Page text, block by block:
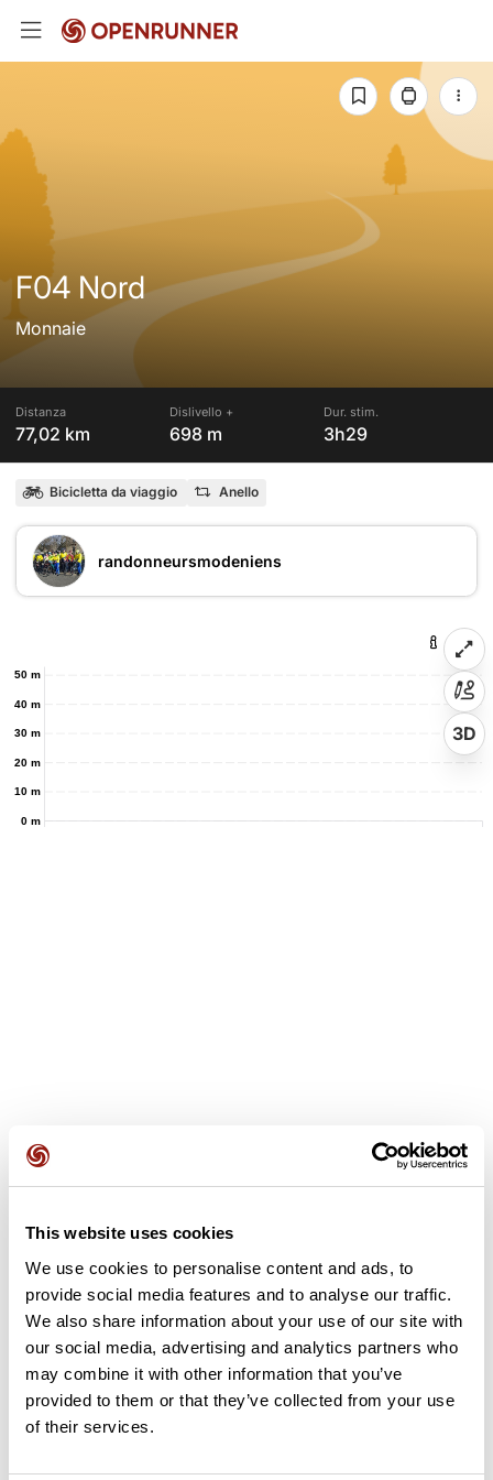
This website uses cookies
We use cookies to personalise content and ads, to
provide social media features and to analyse our traffic.
We also share information about your use of our site with
our social media, advertising and analytics partners who
may combine it with other information that you’ve
provided to them or that they’ve collected from your use
of their services.
F04 Nord
Monnaie
Distanza
77,02 km
Dislivello +
698 m
Dur. stim.
3h29
Bicicletta da viaggio Anello
randonneursmodeniens
0 m
10 m
20 m
30 m
40 m
50 m
3D
L'hai già effettuato? Sii il primo a inviare una recensione!
Aggiungi una recensione
Riepilogo